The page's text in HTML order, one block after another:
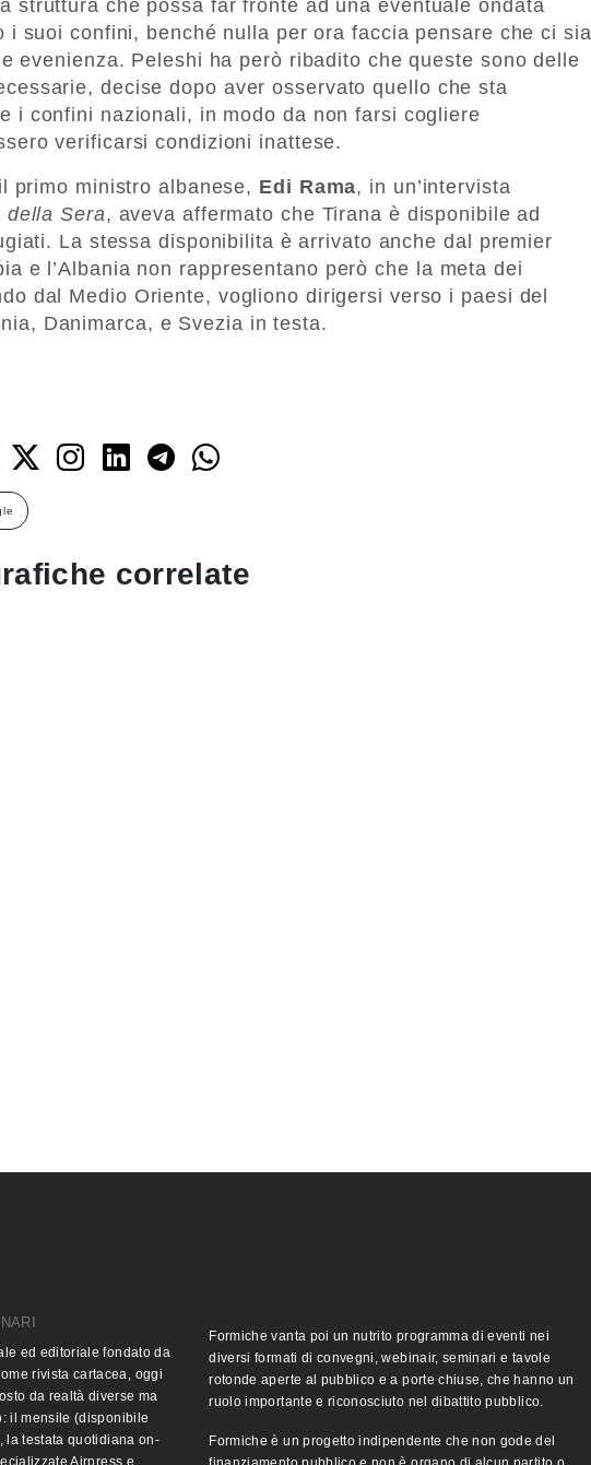
struttura che possa far fronte ad una eventuale ondata
i suoi confini, benché nulla per ora faccia pensare che ci sia
evenienza. Peleshi ha però ribadito che queste sono delle
decise dopo aver osservato quello che sta
i confini nazionali, in modo da non farsi cogliere
verificarsi condizioni inattese.
primo ministro albanese, Edi Rama, in un’intervista
della Sera, aveva affermato che Tirana è disponibile ad
La stessa disponibilita è arrivato anche dal premier
e l’Albania non rappresentano però che la meta dei
dal Medio Oriente, vogliono dirigersi verso i paesi del
Danimarca, e Svezia in testa.
correlate
ed editoriale fondato da
rivista cartacea, oggi
da realtà diverse ma
il mensile (disponibile
la testata quotidiana on-
Airpress e
Formiche vanta poi un nutrito programma di eventi nei
diversi formati di convegni, webinair, seminari e tavole
rotonde aperte al pubblico e a porte chiuse, che hanno un
ruolo importante e riconosciuto nel dibattito pubblico.
Formiche è un progetto indipendente che non gode del